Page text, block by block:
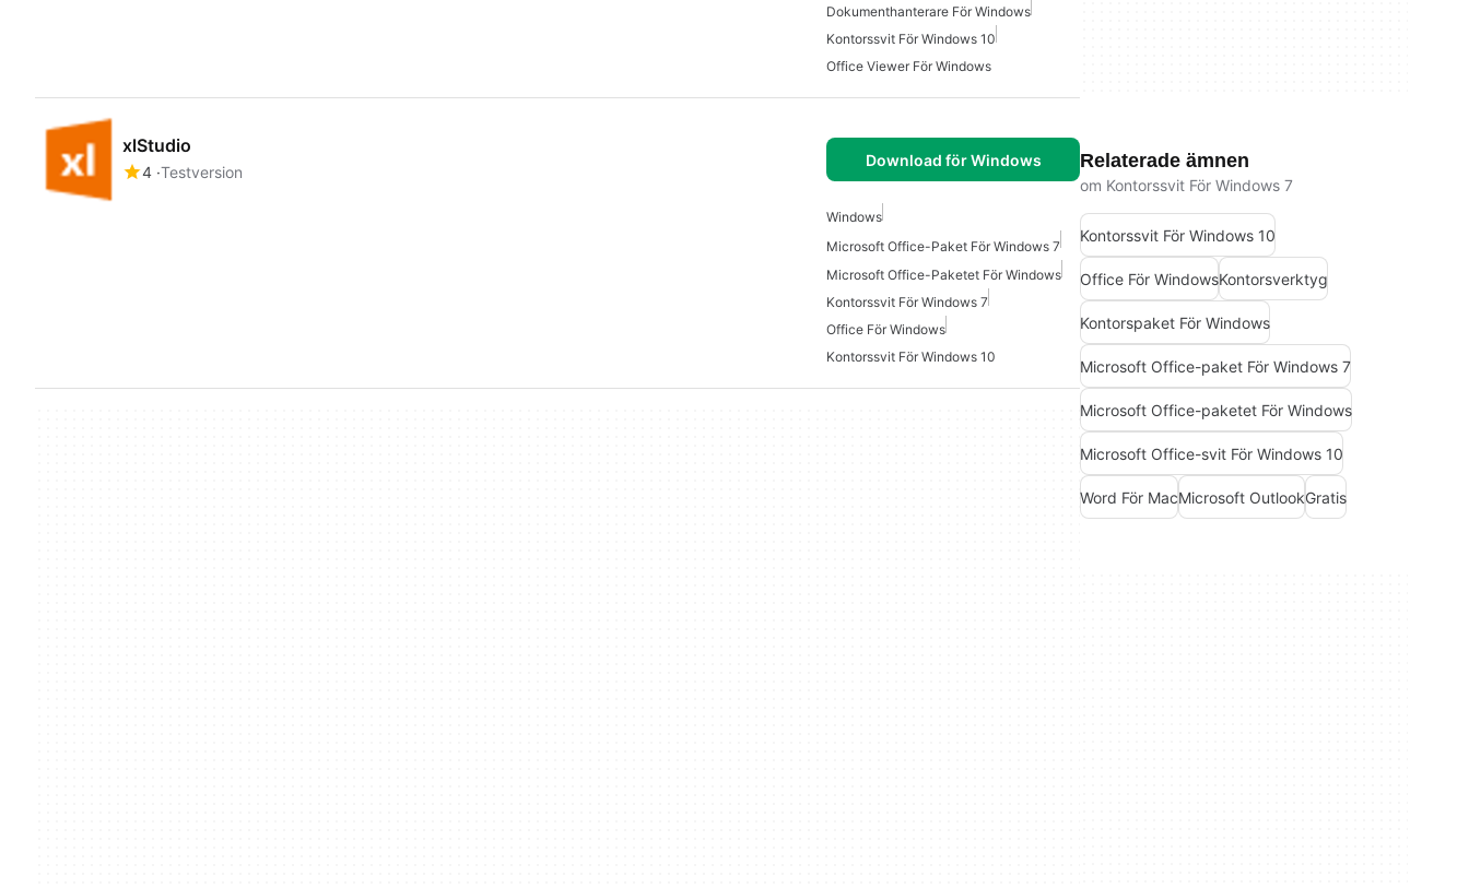
Dokumenthanterare För Windows
Kontorssvit För Windows 10
Office Viewer För Windows
xlStudio
4 Testversion
Download för Windows
Windows
Microsoft Office-Paket För Windows 7
Microsoft Office-Paketet För Windows
Kontorssvit För Windows 7
Office För Windows
Kontorssvit För Windows 10
Relaterade ämnen
om Kontorssvit För Windows 7
Kontorssvit För Windows 10
Office För WindowsKontorsverktyg
Kontorspaket För Windows
Microsoft Office-paket För Windows 7
Microsoft Office-paketet För Windows
Microsoft Office-svit För Windows 10
Word För MacMicrosoft OutlookGratis